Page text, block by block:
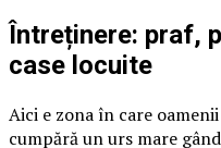
Întreținere: praf,
case locuite
Aici e zona în care
cumpără un urs mare